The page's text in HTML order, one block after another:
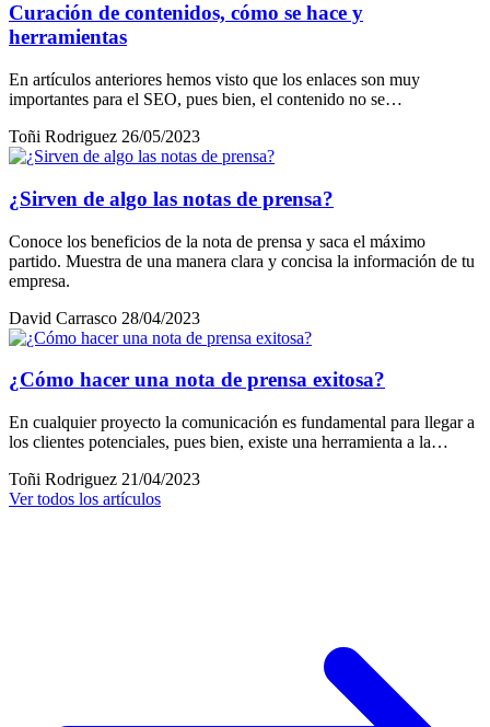
Curación de contenidos, cómo se hace y
herramientas
En artículos anteriores hemos visto que los enlaces son muy
importantes para el SEO, pues bien, el contenido no se…
Toñi Rodriguez 26/05/2023
¿Sirven de algo las notas de prensa?
Conoce los beneficios de la nota de prensa y saca el máximo
partido. Muestra de una manera clara y concisa la información de tu
empresa.
David Carrasco 28/04/2023
¿Cómo hacer una nota de prensa exitosa?
En cualquier proyecto la comunicación es fundamental para llegar a
los clientes potenciales, pues bien, existe una herramienta a la…
Toñi Rodriguez 21/04/2023
Ver todos los artículos